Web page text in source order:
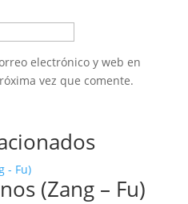
electrónico y web en
vez que comente.
(Zang – Fu)